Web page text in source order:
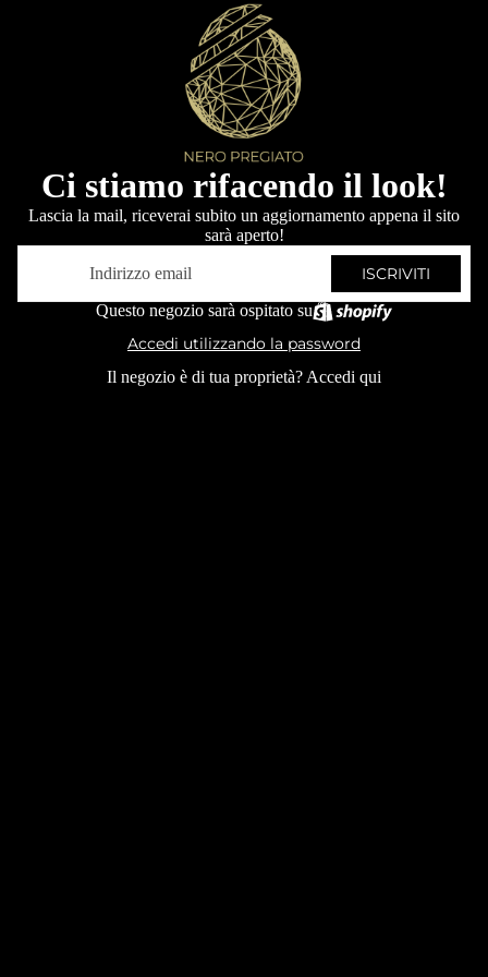
Ci stiamo rifacendo il look!
Lascia la mail, riceverai subito un aggiornamento appena il sito
sarà aperto!
ISCRIVITI
Questo negozio sarà ospitato su
Accedi utilizzando la password
Il negozio è di tua proprietà? Accedi qui